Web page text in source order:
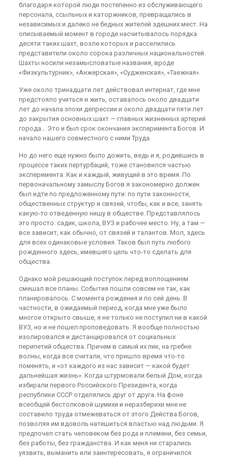
благодаря которой люди постепенно из обслуживающего
персонала, ссыльных и каторжников, превращались в
независимых и далеко не бедных жителей здешних мест. На
описываемый момент в городе насчитывалось порядка
десяти таких шахт, возле которых и расселились
представители около сорока различных национальностей.
Шахты носили незамысловатые названия, вроде
«Физкультурник», «Анжерская», «Судженская», «Таежная».
Уже около тринадцати лет действовал интернат, где мне
предстояло учиться и жить, оставалось около двадцати
лет до начала эпохи депрессии и около двадцати пяти лет
до закрытия основных шахт — главных жизненных артерий
города… Это и был срок окончания эксперимента Богов. И
начало нашего совместного с ними Труда.
Но до него еще нужно было дожить, ведь и я, родившись в
процессе таких пертурбаций, тоже становился частью
эксперимента. Как и каждый, живущий в это время. По
первоначальному замыслу Богов я закономерно должен
был идти по предложенному пути: по пути законности,
общественных структур и связей, чтобы, как и все, занять
какую-то отведенную нишу в обществе. Представлялось
это просто: садик, школа, ВУЗ и рабочее место. Ну, а там —
все зависит, как обычно, от связей и талантов. Мол, здесь
для всех одинаковые условия. Таков был путь любого
рожденного здесь, имевшего цель что-то сделать для
общества.
Однако мой решающий поступок перед воплощением
смешал все планы. События пошли совсем не так, как
планировалось. С момента рождения и по сей день. В
частности, в ожидаемый период, когда мне уже было
многое открыто свыше, я не только не поступил ни в какой
ВУЗ, но и не пошел проповедовать. Я вообще полностью
изолировался и дистанцировался от социальных
перипетий общества. Причем в самый их пик, на гребне
волны, когда все считали, что пришло время что-то
поменять, и «от каждого из нас зависит — какой будет
дальнейшая жизнь». Когда штурмовали белый Дом, когда
избирали первого Российского Президента, когда
республики СССР отделялись друг от друга. На фоне
всеобщей бестолковой шумихи и неразберихи мне не
составило труда отмежеваться от этого Действа Богов,
позволяя им вдоволь натешиться властью над людьми. Я
предпочел стать человеком без рода и племени, без семьи,
без работы, без гражданства. И как меня ни старались
уязвить, выманить или заинтересовать, я ограничился